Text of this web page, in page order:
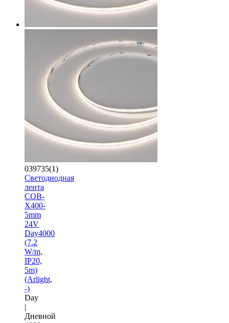
039735(1)
Светодиодная
лента
COB-
X400-
5mm
24V
Day4000
(7.2
W/m,
IP20,
5m)
(Arlight,
-)
Day
|
Дневной